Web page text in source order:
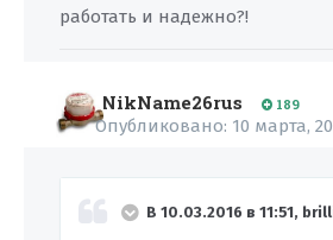
работать и надежно?!
NikName26rus 189
Опубликовано: 10 марта,
В 10.03.2016 в 11:51,